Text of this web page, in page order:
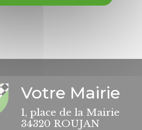
Votre Mairie
1, place de la Mairie
34320 ROUJAN